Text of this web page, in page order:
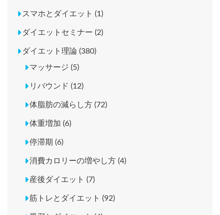
スマホとダイエット (1)
ダイエットセミナー (2)
ダイエット理論 (380)
マッサージ (5)
リバウンド (12)
体脂肪の減らし方 (72)
体重増加 (6)
停滞期 (6)
消費カロリーの増やし方 (4)
産後ダイエット (7)
筋トレとダイエット (92)